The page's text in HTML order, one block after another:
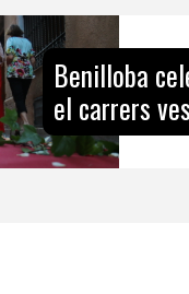
Benilloba
el carrers